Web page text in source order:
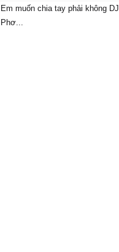
Em muốn chia tay phải không DJ
Phơ...